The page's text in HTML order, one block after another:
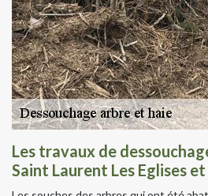
Les travaux de
Saint Laurent Les Eglises